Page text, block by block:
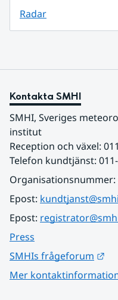
Radar
Kontakta SMHI
SMHI, Sveriges
institut
Reception och växel:
Telefon kundtjänst:
Organisationsnummer:
Epost:
Epost:
Press
SMHIs frågeforum
Mer